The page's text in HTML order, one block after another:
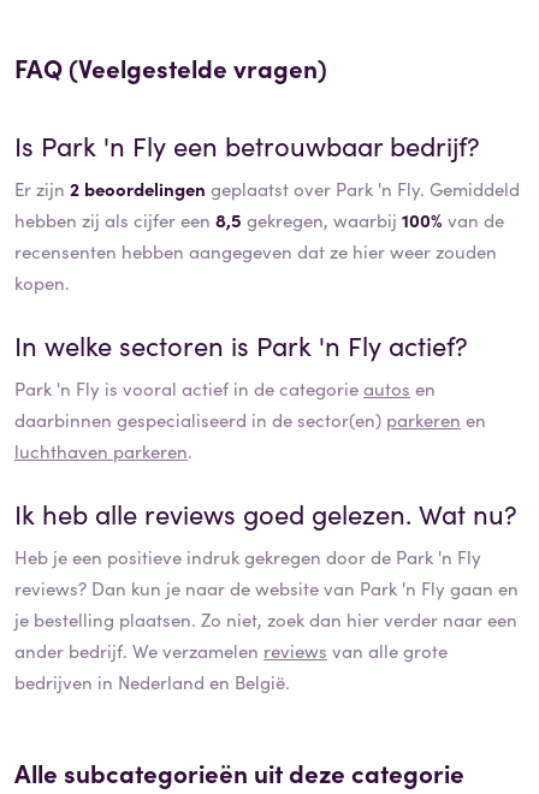
FAQ (Veelgestelde vragen)
Is Park 'n Fly een betrouwbaar bedrijf?
Er zijn 2 beoordelingen geplaatst over Park 'n Fly. Gemiddeld
hebben zij als cijfer een 8,5 gekregen, waarbij 100% van de
recensenten hebben aangegeven dat ze hier weer zouden
kopen.
In welke sectoren is Park 'n Fly actief?
Park 'n Fly is vooral actief in de categorieautos en
daarbinnen gespecialiseerd in de sector(en) parkeren en
luchthaven parkeren.
Ik heb alle reviews goed gelezen. Wat nu?
Heb je een positieve indruk gekregen door de Park 'n Fly
reviews? Dan kun je naar de website van Park 'n Fly gaan en
je bestelling plaatsen. Zo niet, zoek dan hier verder naar een
ander bedrijf. We verzamelen reviews van alle grote
bedrijven in Nederland en België.
Alle subcategorieën uit deze categorie